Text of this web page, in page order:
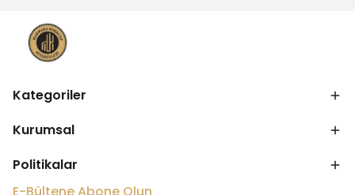
Kategoriler
Kurumsal
Politikalar